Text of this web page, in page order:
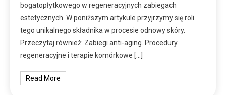
bogatopłytkowego w regeneracyjnych zabiegach
estetycznych. W poniższym artykule przyjrzymy się roli
tego unikalnego składnika w procesie odnowy skóry.
Przeczytaj również: Zabiegi anti-aging. Procedury
regeneracyjne i terapie komórkowe […]
Read More